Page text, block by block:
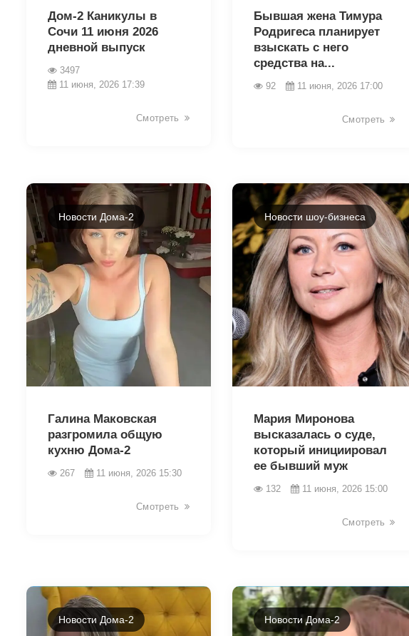
Дом-2 Каникулы в
Сочи 11 июня 2026
дневной выпуск
3497
11 июня, 2026 17:39
Смотреть
Бывшая жена Тимура
Родригеса планирует
взыскать с него
средства на...
92 11 июня, 2026 17:00
Смотреть
Новости Дома-2
Галина Маковская
разгромила общую
кухню Дома-2
267 11 июня, 2026 15:30
Смотреть
Новости шоу-бизнеса
Мария Миронова
высказалась о суде,
который инициировал
ее бывший муж
132 11 июня, 2026 15:00
Смотреть
Новости Дома-2 Новости Дома-2